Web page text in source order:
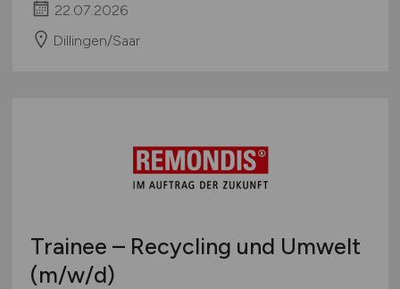
22.07.2026
Dillingen/Saar
Trainee – Recycling und Umwelt
(m/w/d)